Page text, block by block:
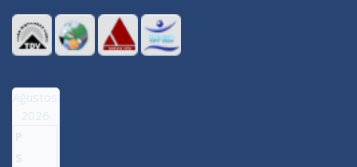
Ağustos
2026
P
S